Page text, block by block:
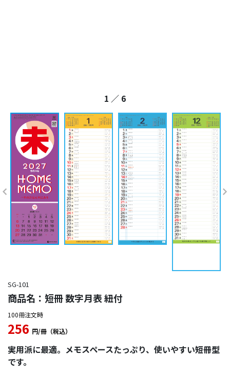
2 ／ 6
SG-101
商品名：短冊 数字月表 紐付
100冊注文時
256 円/冊（税込）
実用派に最適。メモスペースたっぷり、使いやすい短冊型
です。